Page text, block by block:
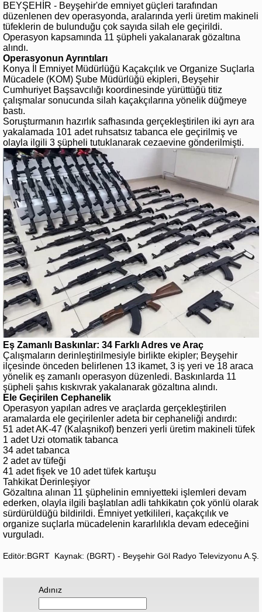
BEYŞEHİR - Beyşehir'de emniyet güçleri tarafından
düzenlenen dev operasyonda, aralarında yerli üretim makineli
tüfeklerin de bulunduğu çok sayıda silah ele geçirildi.
Operasyon kapsamında 11 şüpheli yakalanarak gözaltına
alındı.
Operasyonun Ayrıntıları
Konya İl Emniyet Müdürlüğü Kaçakçılık ve Organize Suçlarla
Mücadele (KOM) Şube Müdürlüğü ekipleri, Beyşehir
Cumhuriyet Başsavcılığı koordinesinde yürüttüğü titiz
çalışmalar sonucunda silah kaçakçılarına yönelik düğmeye
bastı.
Soruşturmanın hazırlık safhasında gerçekleştirilen iki ayrı ara
yakalamada 101 adet ruhsatsız tabanca ele geçirilmiş ve
olayla ilgili 3 şüpheli tutuklanarak cezaevine gönderilmişti.
Eş Zamanlı Baskınlar: 34 Farklı Adres ve Araç
Çalışmaların derinleştirilmesiyle birlikte ekipler; Beyşehir
ilçesinde önceden belirlenen 13 ikamet, 3 iş yeri ve 18 araca
yönelik eş zamanlı operasyon düzenledi. Baskınlarda 11
şüpheli şahıs kıskıvrak yakalanarak gözaltına alındı.
Ele Geçirilen Cephanelik
Operasyon yapılan adres ve araçlarda gerçekleştirilen
aramalarda ele geçirilenler adeta bir cephaneliği andırdı:
51 adet AK-47 (Kalaşnikof) benzeri yerli üretim makineli tüfek
1 adet Uzi otomatik tabanca
34 adet tabanca
2 adet av tüfeği
41 adet fişek ve 10 adet tüfek kartuşu
Tahkikat Derinleşiyor
Gözaltına alınan 11 şüphelinin emniyetteki işlemleri devam
ederken, olayla ilgili başlatılan adli tahkikatın çok yönlü olarak
sürdürüldüğü bildirildi. Emniyet yetkilileri, kaçakçılık ve
organize suçlarla mücadelenin kararlılıkla devam edeceğini
vurguladı.
Editör:BGRT Kaynak: (BGRT) - Beyşehir Göl Radyo Televizyonu A.Ş.
Adınız